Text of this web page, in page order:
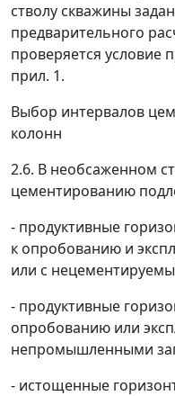
стволу скважины
предварительного
проверяется условие
прил. 1.
Выбор интервалов
колонн
2.6. В необсаженном
цементированию
- продуктивные
к опробованию и
или с
- продуктивные
опробованию или
непромышленными
- истощенные